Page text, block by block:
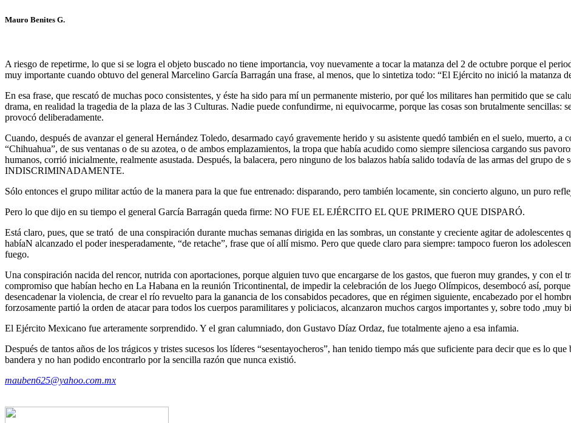
Mauro Benites G.
A riesgo de repetirme, lo que si se logra el objeto buscado no tiene importancia, voy nuevamente a tocar la matanza del 2 de octubre porque el
muy importante cuando obtuvo del general Marcelino García Barragán una frase, al menos, que lo sintetiza todo: “El Ejército no inició la matanza
En esa frase, que rescató de muchas poco consistentes, y éste ha sido para mí un permanente misterio, por qué los militares han permitido que se
drama, en realidad la tragedia de la plaza de las 3 Culturas. Nadie puede confundirme, ni equivocarme, porque las cosas son brutalmente sencillas:
provocó deliberadamente.
Cuando, después de avanzar el general Hernández Toledo, desarmado cayó gravemente herido y su asistente quedó también en el suelo, muerto,
“Chihuahua”, de sus ventanas o de su azotea, o de ambos emplazamientos, la tropa que había acudido como siempre silenciosa cargando sus
humanos, corrió inicialmente, realmente asustada. Después, la balacera, pero ninguno de los balazos había salido todavía de las armas del grupo
INDISCRIMINADAMENTE.
Sólo entonces el grupo militar actúo de la manera para la que fue entrenado: disparando, pero también locamente, sin concierto alguno, un puro
Pero lo que dijo en su tiempo el general García Barragán queda firme: NO FUE EL EJÉRCITO EL QUE PRIMERO QUE DISPARÓ.
Está claro, pues, que se trató de una conspiración durante muchas semanas dirigida en las sombras, un constante y creciente agitar de
habíaN alcanzado el poder inesperadamente, “de retache”, frase que oí allí mismo. Pero que quede claro para siempre: tampoco fueron los
fuego.
Una conspiración nacida del rencor, nutrida con aportaciones, porque alguien tuvo que encargarse de los gastos, que fueron muy grandes, y con el
compromiso que habían hecho en La Habana en la reunión Tricontinental, de impedir la celebración de los Juego Olímpicos, desembocó así,
desencadenar la violencia, de crear el río revuelto para la ganancia de los consabidos pecadores, que en régimen siguiente, encabezado por el
forzosamente partió la orden de atacar para todos los cuerpos paramilitares y policiacos, alcanzaron muchos cargos importantes y, sobre todo
El Ejército Mexicano fue arteramente sorprendido. Y el gran calumniado, don Gustavo Díaz Ordaz, fue totalmente ajeno a esa infamia.
Después de tantos años de los trágicos y tristes sucesos los líderes “sesentayocheros”, han tenido tiempo más que suficiente para decir que es lo
bandera y no han podido encontrarlo por la sencilla razón que nunca existió.
mauben625@yahoo.com.mx